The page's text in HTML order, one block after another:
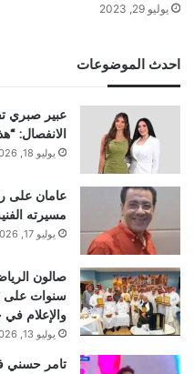
يوليو 29, 2023
احدث الموضوعات
عبير صبري
الانفصال:
يوليو 18, 2026
عامان على
مسيرته
يوليو 17, 2026
سنوات على
والإعلام في
يوليو 13, 2026